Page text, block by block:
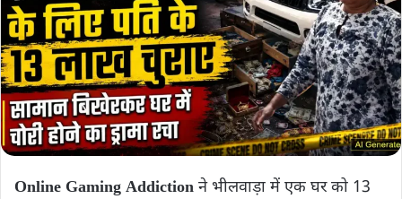
Online Gaming Addiction ने भीलवाड़ा में एक घर को 13